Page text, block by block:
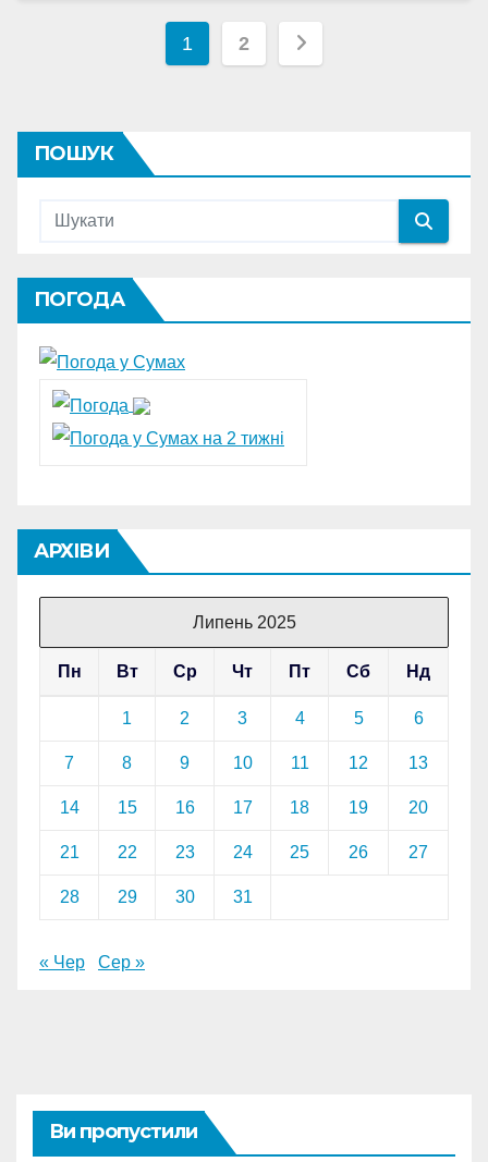
Пагінація
1 2
ПОШУК
ПОГОДА
АРХІВИ
Липень 2025
Пн Вт Ср Чт Пт Сб Нд
1 2 3 4 5 6
7 8 9 10 11 12 13
14 15 16 17 18 19 20
21 22 23 24 25 26 27
28 29 30 31
« Чер Сер »
Ви пропустили